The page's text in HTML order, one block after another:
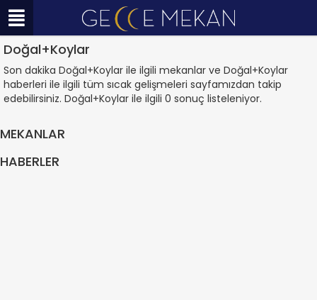
Doğal+Koylar
Son dakika Doğal+Koylar ile ilgili mekanlar ve Doğal+Koylar
haberleri ile ilgili tüm sıcak gelişmeleri sayfamızdan takip
edebilirsiniz. Doğal+Koylar ile ilgili 0 sonuç listeleniyor.
MEKANLAR
HABERLER